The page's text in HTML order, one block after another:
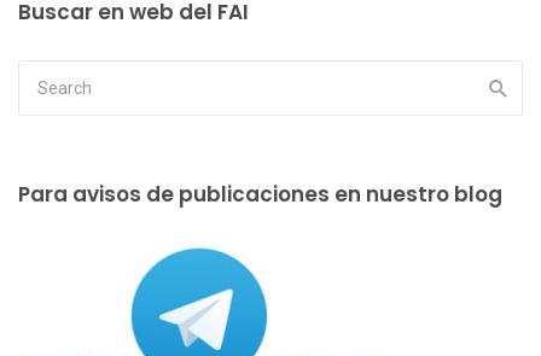
Buscar en web del FAI
Para avisos de publicaciones en nuestro blog